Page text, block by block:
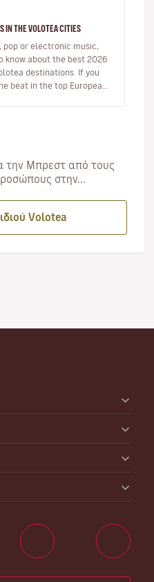
IN THE VOLOTEA CITIES
pop or electronic music,
know about the best 2026
destinations. If you
beat in the top European
την Μπρεστ από τους
στην...
Volotea